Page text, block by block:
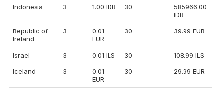
Indonesia 3 1.00 IDR 30
585966.00
IDR
Republic of
Ireland
3
0.01
EUR
30 39.99 EUR
Israel 3 0.01 ILS 30 108.99 ILS
Iceland 3
0.01
EUR
30 29.99 EUR